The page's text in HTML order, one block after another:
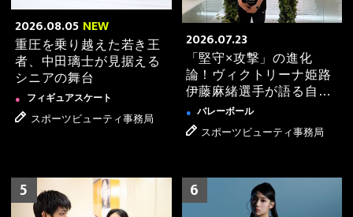
2026.05.18 ブレイキン
【記事更新】チーム戦では見られない「個」の爆発！
D.LEAGUE CYPHER ROUND 観戦レポート🔥
2026.03.25
【愛用アイテムご紹介】ゴルフ香妻 琴乃選手編を更新
【愛用アイテムご紹介】ゴルフ吉田 優利選手編を更新
しました！
2026.08.05 NEW
重圧を乗り越えた若き王
者、中田璃士が見据える
シニアの舞台
● フィギュアスケート
スポーツビューティ事務局
2026.07.23
「堅守×攻撃」の進化
論！ヴィクトリーナ姫路
伊藤麻緒選手が語る自分
らしいリフレッシュ法
● バレーボール
スポーツビューティ事務局
5 6